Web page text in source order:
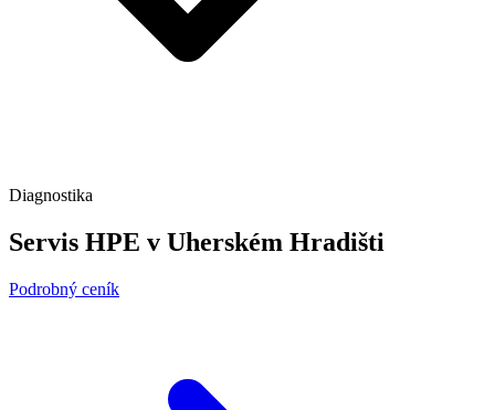
Diagnostika
Servis HPE v Uherském Hradišti
Podrobný ceník